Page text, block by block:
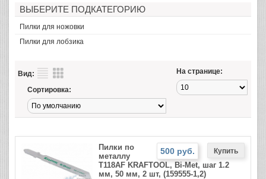
ВЫБЕРИТЕ ПОДКАТЕГОРИЮ
Пилки для ножовки
Пилки для лобзика
Вид: На странице:
Сортировка:
500 руб.
Пилки по
металлу
T118AF KRAFTOOL, Bi-Met, шаг 1.2
мм, 50 мм, 2 шт, (159555-1,2)